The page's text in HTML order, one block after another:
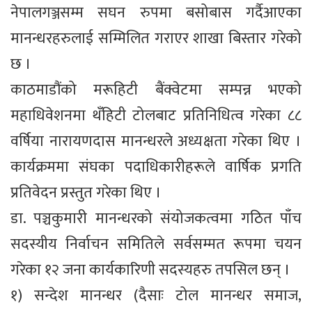
नेपालगञ्जसम्म सघन रुपमा बसोबास गर्दैआएका
मानन्धरहरुलाई सम्मिलित गराएर शाखा बिस्तार गरेको
छ ।
काठमाडौंको मरूहिटी बैंक्वेटमा सम्पन्न भएको
महाधिवेशनमा थँहिटी टोलबाट प्रतिनिधित्व गरेका ८८
वर्षिया नारायणदास मानन्धरले अध्यक्षता गरेका थिए ।
कार्यक्रममा संघका पदाधिकारीहरूले वार्षिक प्रगति
प्रतिवेदन प्रस्तुत गरेका थिए ।
डा. पञ्चकुमारी मानन्धरको संयोजकत्वमा गठित पाँच
सदस्यीय निर्वाचन समितिले सर्वसम्मत रूपमा चयन
गरेका १२ जना कार्यकारिणी सदस्यहरु तपसिल छन् ।
१) सन्देश मानन्धर (दैसाः टोल मानन्धर समाज,